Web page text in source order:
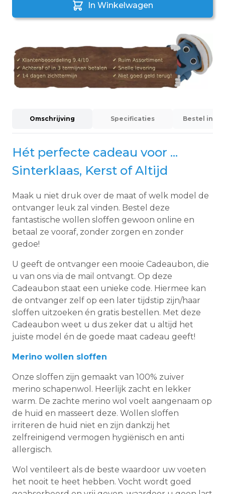
In Winkelwagen
Omschrijving Specificaties Bestel
Hét perfecte cadeau voor ...
Sinterklaas, Kerst of Altijd
Maak u niet druk over de maat of welk model de
ontvanger leuk zal vinden. Bestel deze
fantastische wollen sloffen gewoon online en
betaal ze vooraf, zonder zorgen en zonder
gedoe!
U geeft de ontvanger een mooie Cadeaubon, die
u van ons via de mail ontvangt. Op deze
Cadeaubon staat een unieke code. Hiermee kan
de ontvanger zelf op een later tijdstip zijn/haar
sloffen uitzoeken én gratis bestellen. Met deze
Cadeaubon weet u dus zeker dat u altijd het
juiste model én de goede maat cadeau geeft!
Merino wollen sloffen
Onze sloffen zijn gemaakt van 100% zuiver
merino schapenwol. Heerlijk zacht en lekker
warm. De zachte merino wol voelt aangenaam op
de huid en masseert deze. Wollen sloffen
irriteren de huid niet en zijn dankzij het
zelfreinigend vermogen hygiënisch en anti
allergisch.
Wol ventileert als de beste waardoor uw voeten
het nooit te heet hebben. Vocht wordt goed